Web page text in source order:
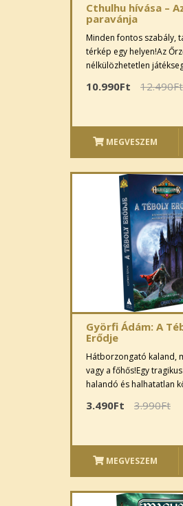
Cthulhu hívása –
paravánja
Minden fontos szabály,
térkép egy helyen!Az
nélkülözhetetlen
10.990Ft 12.490Ft
MEGVESZEM
Györfi Ádám: A
Erődje
Hátborzongató kaland,
vagy a főhős!Egy
halandó és halhatatlan
3.490Ft 3.990Ft
MEGVESZEM